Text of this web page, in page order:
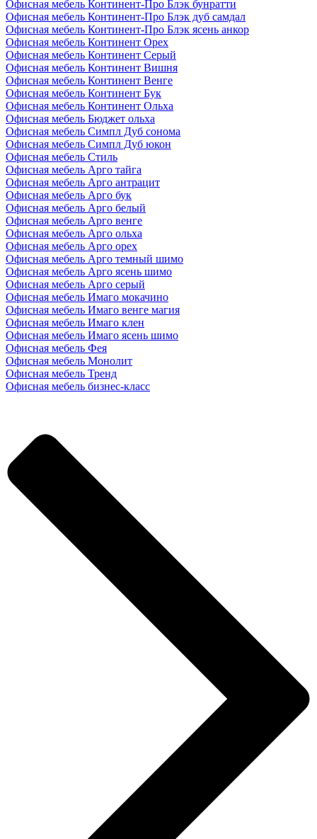
Офисная мебель Континент-Про Блэк бунратти
Офисная мебель Континент-Про Блэк дуб самдал
Офисная мебель Континент-Про Блэк ясень анкор
Офисная мебель Континент Орех
Офисная мебель Континент Серый
Офисная мебель Континент Вишня
Офисная мебель Континент Венге
Офисная мебель Континент Бук
Офисная мебель Континент Ольха
Офисная мебель Бюджет ольха
Офисная мебель Симпл Дуб сонома
Офисная мебель Симпл Дуб юкон
Офисная мебель Стиль
Офисная мебель Арго тайга
Офисная мебель Арго антрацит
Офисная мебель Арго бук
Офисная мебель Арго белый
Офисная мебель Арго венге
Офисная мебель Арго ольха
Офисная мебель Арго орех
Офисная мебель Арго темный шимо
Офисная мебель Арго ясень шимо
Офисная мебель Арго серый
Офисная мебель Имаго мокачино
Офисная мебель Имаго венге магия
Офисная мебель Имаго клен
Офисная мебель Имаго ясень шимо
Офисная мебель Фея
Офисная мебель Монолит
Офисная мебель Тренд
Офисная мебель бизнес-класс